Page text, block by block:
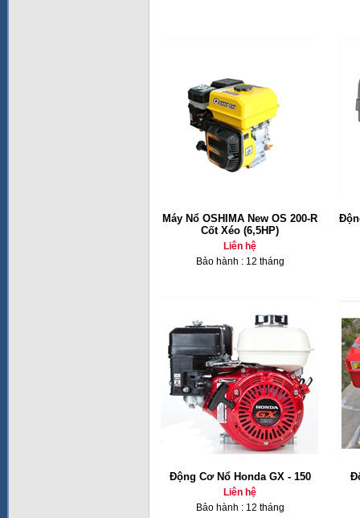
Máy Nổ OSHIMA New OS 200-R
Cốt Xéo (6,5HP)
Liên hệ
Bảo hành : 12 tháng
Động Cơ Nổ Honda GX - 150
Liên hệ
Bảo hành : 12 tháng